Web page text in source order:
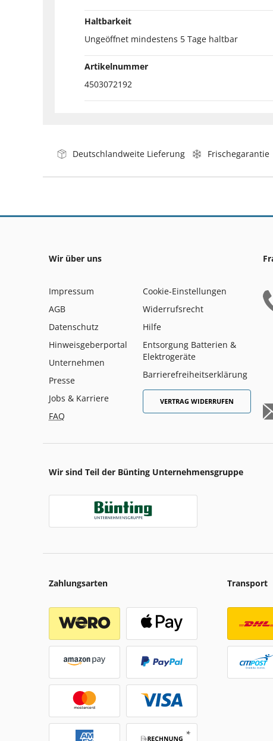
Haltbarkeit
Ungeöffnet mindestens 5 Tage haltbar
Artikelnummer
4503072192
Deutschlandweite Lieferung Frischegarantie
Wir über uns
Impressum
AGB
Datenschutz
Hinweisgeberportal
Unternehmen
Presse
Jobs & Karriere
FAQ
Cookie-Einstellungen
Widerrufsrecht
Hilfe
Entsorgung Batterien &
Elektrogeräte
Barrierefreiheitserklärung
VERTRAG WIDERRUFEN
Wir sind Teil der Bünting Unternehmensgruppe
Zahlungsarten Transport